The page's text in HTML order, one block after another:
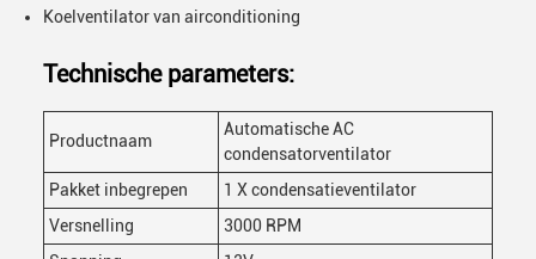
Koelventilator van airconditioning
Technische parameters:
Productnaam
Automatische AC
condensatorventilator
Pakket inbegrepen
1 X condensatieventilator
Versnelling
3000 RPM